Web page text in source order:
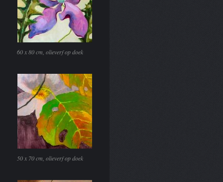
60 x 80 cm, olieverf op doek
50 x 70 cm, olieverf op doek